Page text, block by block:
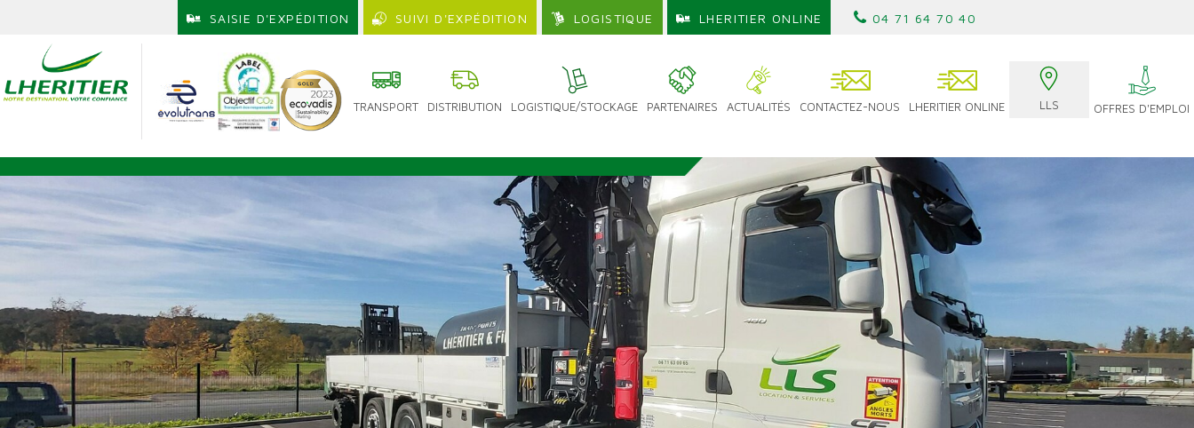
SAISIE D'EXPÉDITION SUIVI D'EXPÉDITION LOGISTIQUE LHERITIER ONLINE 04 71 64 70 40
TRANSPORT DISTRIBUTION LOGISTIQUE/STOCKAGE PARTENAIRES ACTUALITÉS CONTACTEZ-NOUS LHERITIER ONLINE LLS OFFRES D'EMPLOI